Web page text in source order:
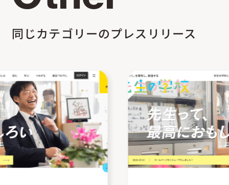
同じカテゴリーのプレスリリース